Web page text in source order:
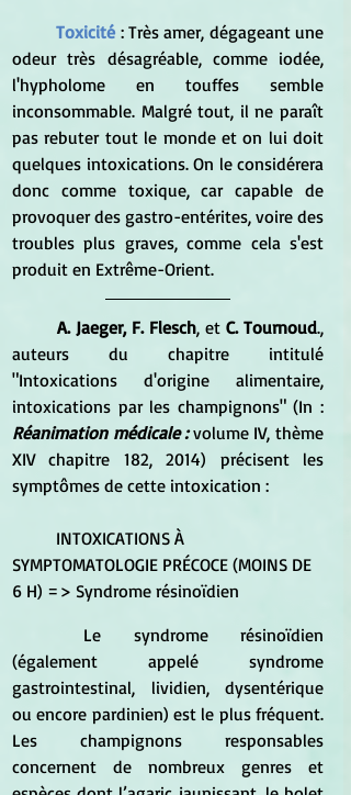
	Toxicité
: Très amer, dégageant une
odeur très désagréable, comme iodée,
l'hypholome en touffes semble
inconsommable. Malgré tout, il ne paraît
pas rebuter tout le monde et on lui doit
quelques intoxications. On le considérera
donc comme toxique, car capable de
provoquer des gastro-entérites, voire des
troubles plus graves, comme cela s'est
produit en Extrême-Orient.
A. Jaeger, F. Flesch, et C. Tournoud.,
auteurs du chapitre intitulé
"Intoxications d'origine alimentaire,
Réanimation médicale : volume IV, thème
XIV chapitre 182, 2014) précisent les
symptômes de cette intoxication :
SYMPTOMATOLOGIE PRÉCOCE (MOINS DE
6 H) => Syndrome résinoïdien
(également appelé syndrome
gastrointestinal, lividien, dysentérique
ou encore pardinien) est le plus fréquent.
Les champignons responsables
concernent de nombreux genres et